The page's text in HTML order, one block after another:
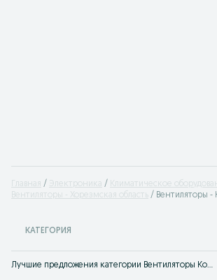
Главная Электроника Климатическое
Вентиляторы - Хорезмская область
Вентиляторы
КАТЕГОРИЯ
Лучшие предложения категории Вентиляторы Кошкупыр. Большой выбор товаров и услуг по выгодным ценам на OLX! Множество предложений на OLX.uz!